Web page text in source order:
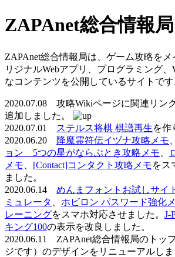
ZAPAnet総合情報局
ZAPAnet総合情報局は、ゲーム攻略を
リジナルWebアプリ、プログラミング
なコンテンツを公開しているサイトです
2020.07.08 攻略Wikiページに関連リン
追加しました。
2020.07.01
ステルス将棋 棋譜再生を作
2020.06.20
降魔霊符伝イヅナ攻略メモ
ョン 5つの星がならぶとき攻略メモ
メモ
[Contact]コンタクト攻略メモをス
ました。
2020.06.14 めんまフォントお試しサイ
ミュレータ
ホビロン パスワード強化
レーニングをスマホ対応させました。 J-
キング100の表示を改良しました。
2020.06.11 ZAPAnet総合情報局のトッ
ジです）のデザインをリニューアルしま